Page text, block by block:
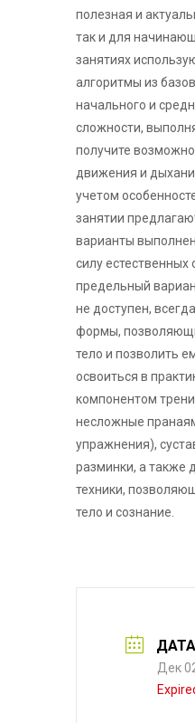
полезная и
так и для
занятиях
алгоритмы из
начального и
сложности,
получите
движения и
учетом
занятии
варианты
силу естественных
предельный
не доступен,
формы,
тело и позволить
освоиться в
компонентом
несложные
упражнения),
разминки, а также
техники,
тело и сознание.
ДАТА
Дек